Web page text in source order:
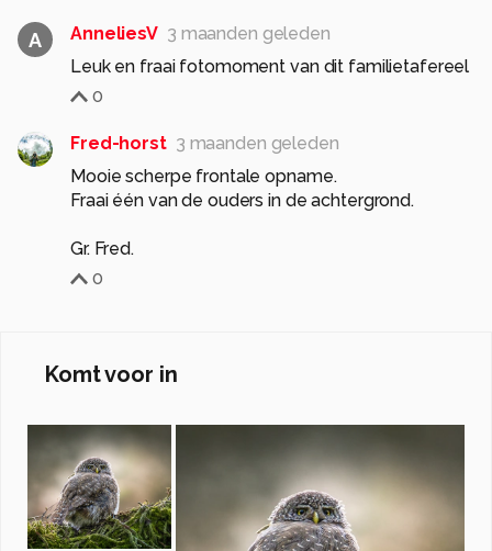
A AnneliesV 3 maanden geleden
Leuk en fraai fotomoment van dit familietafereel
0
Fred-horst 3 maanden geleden
Mooie scherpe frontale opname.
Fraai één van de ouders in de achtergrond.
Gr. Fred.
0
Komt voor in